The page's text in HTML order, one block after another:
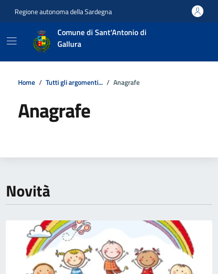
Regione autonoma della Sardegna
Comune di Sant'Antonio di
Gallura
Home Tutti gli argomenti... Anagrafe
Anagrafe
Novità